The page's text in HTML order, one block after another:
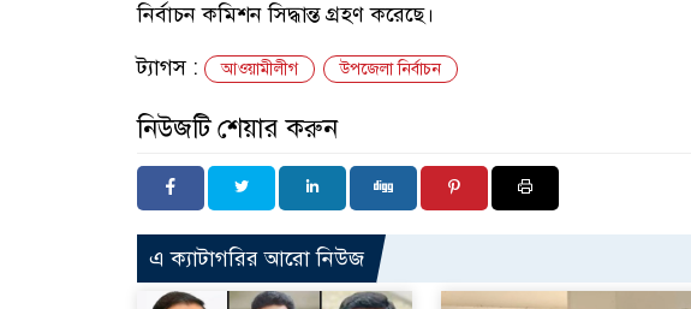
নির্বাচন কমিশন সিদ্ধান্ত গ্রহণ করেছে।
ট্যাগস :
আওয়ামীলীগ উপজেলা নির্বাচন
নিউজটি শেয়ার করুন
এ ক্যাটাগরির আরো নিউজ